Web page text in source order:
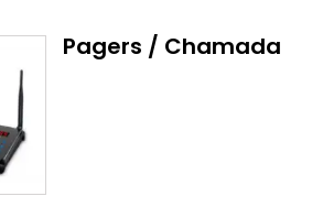
Pagers / Chamada